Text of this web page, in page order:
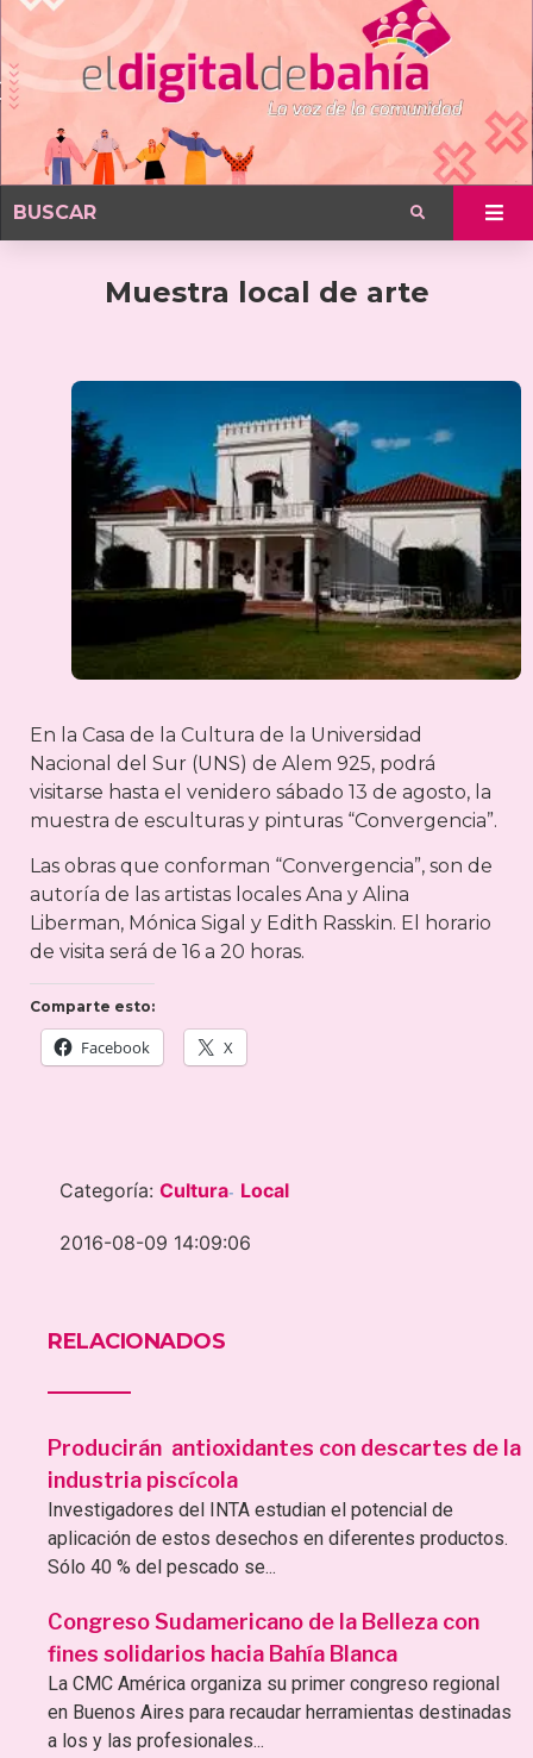
Muestra local de arte
En la Casa de la Cultura de la Universidad
Nacional del Sur (UNS) de Alem 925, podrá
visitarse hasta el venidero sábado 13 de agosto, la
muestra de esculturas y pinturas “Convergencia”.
Las obras que conforman “Convergencia”, son de
autoría de las artistas locales Ana y Alina
Liberman, Mónica Sigal y Edith Rasskin. El horario
de visita será de 16 a 20 horas.
Comparte esto:
Facebook X
Categoría: Cultura- Local
2016-08-09 14:09:06
RELACIONADOS
Producirán antioxidantes con descartes de la
industria piscícola
Investigadores del INTA estudian el potencial de
aplicación de estos desechos en diferentes productos.
Sólo 40 % del pescado se...
Congreso Sudamericano de la Belleza con
fines solidarios hacia Bahía Blanca
La CMC América organiza su primer congreso regional
en Buenos Aires para recaudar herramientas destinadas
a los y las profesionales...